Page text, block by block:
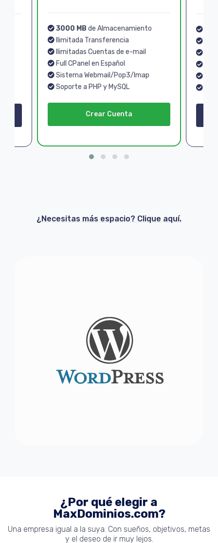
3000 MB de Almacenamiento
Ilimitada Transferencia
Ilimitadas Cuentas de e-mail
Full CPanel en Español
Sistema Webmail/Pop3/Imap
Soporte a PHP y MySQL
Crear Cuenta
¿Necesitas más espacio? Clique aquí.
¿Por qué elegir a
MaxDominios.com?
Una empresa igual a la suya. Con sueños, objetivos, metas
y el deseo de ir muy lejos.